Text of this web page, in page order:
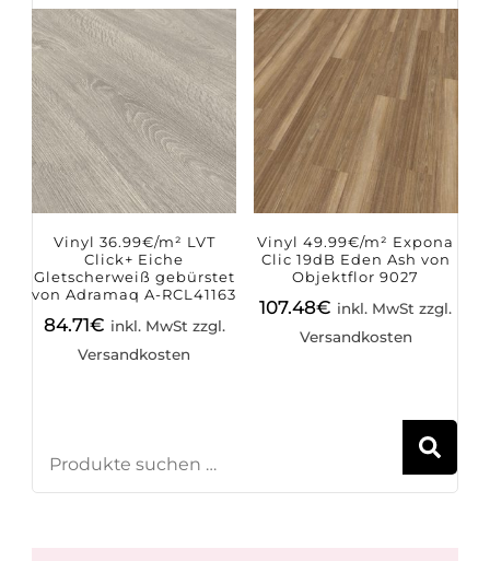
Vinyl 36.99€/m² LVT
Click+ Eiche
Gletscherweiß gebürstet
von Adramaq A-RCL41163
84.71€ inkl. MwSt zzgl.
Versandkosten
Vinyl 49.99€/m² Expona
Clic 19dB Eden Ash von
Objektflor 9027
107.48€ inkl. MwSt zzgl.
Versandkosten